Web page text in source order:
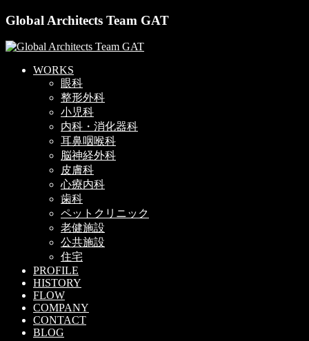
Global Architects Team GAT
WORKS
眼科
整形外科
小児科
内科・消化器科
耳鼻咽喉科
脳神経外科
皮膚科
心療内科
歯科
ペットクリニック
老健施設
公共施設
住宅
PROFILE
HISTORY
FLOW
COMPANY
CONTACT
BLOG